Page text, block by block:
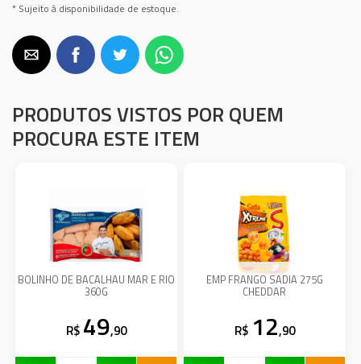
* Sujeito à disponibilidade de estoque.
PRODUTOS VISTOS POR QUEM
PROCURA ESTE ITEM
BOLINHO DE BACALHAU MAR E RIO
360G
R$ 49,90
EMP FRANGO SADIA 275G
CHEDDAR
R$ 12,90